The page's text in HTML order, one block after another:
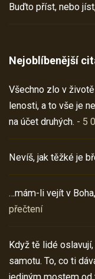
Buďto příst, nebo
Nejoblíbenější
Všechno zlo v
lenosti, a to vše je
na účet druhých. - 5
Nevíš, jak těžké je
…mám-li vejít v
přečtení
Když tě lidé
samotu. To, co ti